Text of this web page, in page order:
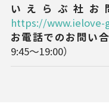
いえらぶ社お
https://
お電話でのお問い
9:45～19:00）